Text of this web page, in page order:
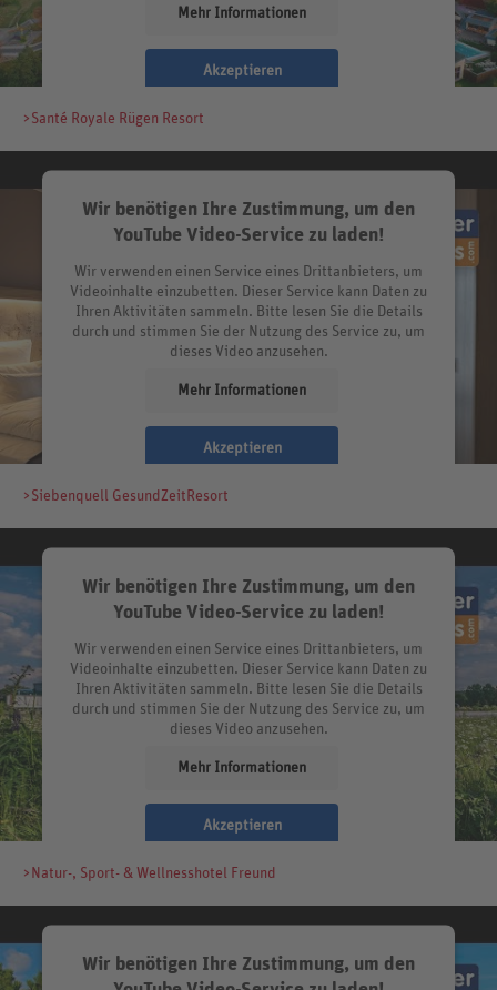
Mehr Informationen
Akzeptieren
>Santé Royale Rügen Resort
Wir benötigen Ihre Zustimmung, um den
YouTube Video-Service zu laden!
Wir verwenden einen Service eines Drittanbieters, um
Videoinhalte einzubetten. Dieser Service kann Daten zu
Ihren Aktivitäten sammeln. Bitte lesen Sie die Details
durch und stimmen Sie der Nutzung des Service zu, um
dieses Video anzusehen.
Mehr Informationen
Akzeptieren
>Siebenquell GesundZeitResort
Wir benötigen Ihre Zustimmung, um den
YouTube Video-Service zu laden!
Wir verwenden einen Service eines Drittanbieters, um
Videoinhalte einzubetten. Dieser Service kann Daten zu
Ihren Aktivitäten sammeln. Bitte lesen Sie die Details
durch und stimmen Sie der Nutzung des Service zu, um
dieses Video anzusehen.
Mehr Informationen
Akzeptieren
>Natur-, Sport- & Wellnesshotel Freund
Wir benötigen Ihre Zustimmung, um den